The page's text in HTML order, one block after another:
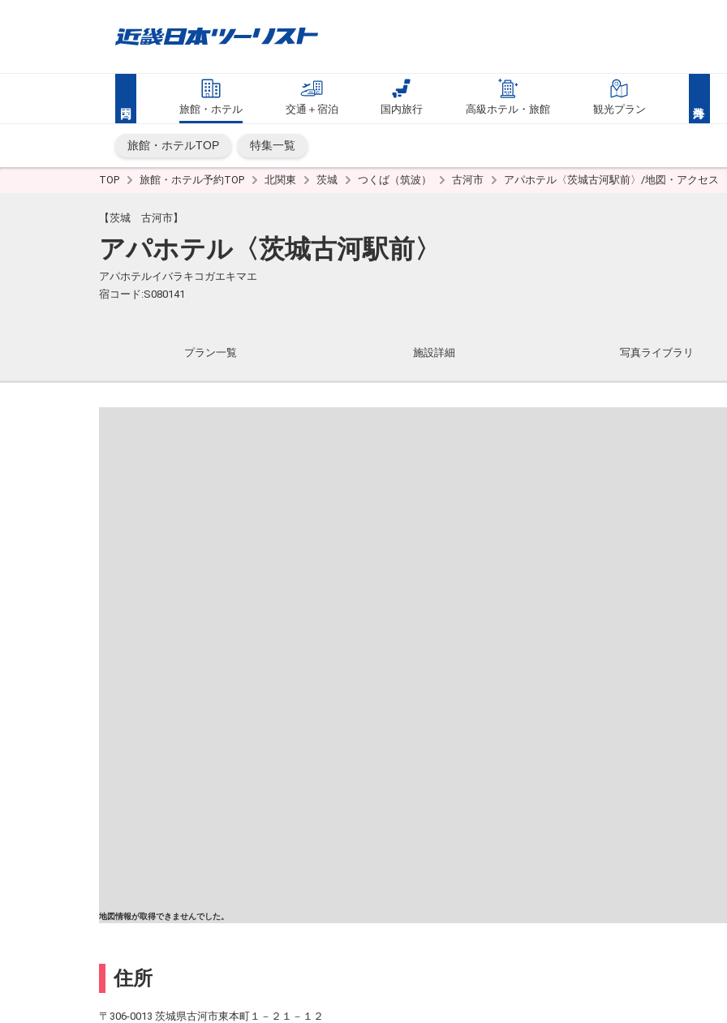
旅館・ホテル 交通＋宿泊 国内旅行 高級ホテル・旅館 観光プラン
旅館・ホテルTOP 特集一覧
TOP 旅館・ホテル予約TOP 北関東 茨城 つくば（筑波） 古河市 アパホテル〈茨城古河駅前〉/地図・アクセス
【茨城 古河市】
アパホテル〈茨城古河駅前〉
アパホテルイバラキコガエキマエ
宿コード:S080141
プラン一覧 施設詳細 写真ライブラリ
地図情報が取得できませんでした。
住所
〒306-0013 茨城県古河市東本町１－２１－１２